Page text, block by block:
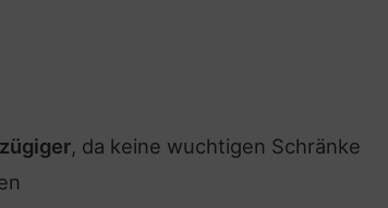
, da keine wuchtigen Schränke